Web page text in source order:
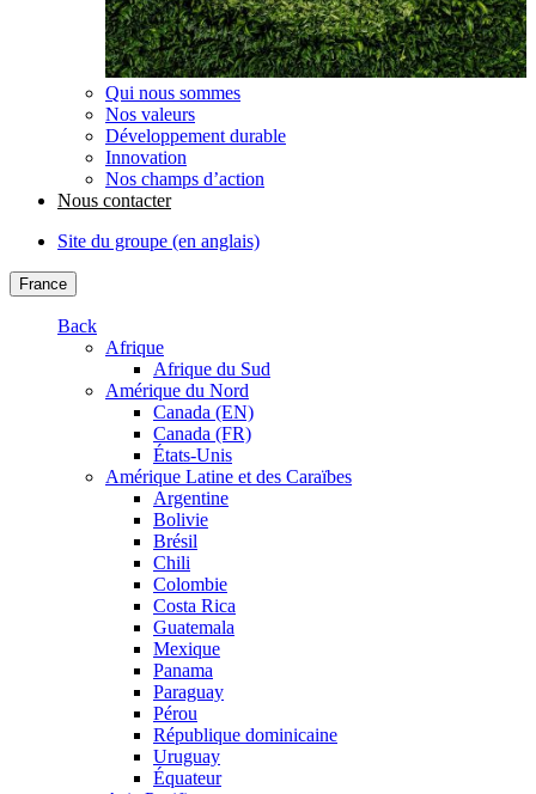
Qui nous sommes
Nos valeurs
Développement durable
Innovation
Nos champs d’action
Nous contacter
Site du groupe (en anglais)
France
Back
Afrique
Afrique du Sud
Amérique du Nord
Canada (EN)
Canada (FR)
États-Unis
Amérique Latine et des Caraïbes
Argentine
Bolivie
Brésil
Chili
Colombie
Costa Rica
Guatemala
Mexique
Panama
Paraguay
Pérou
République dominicaine
Uruguay
Équateur